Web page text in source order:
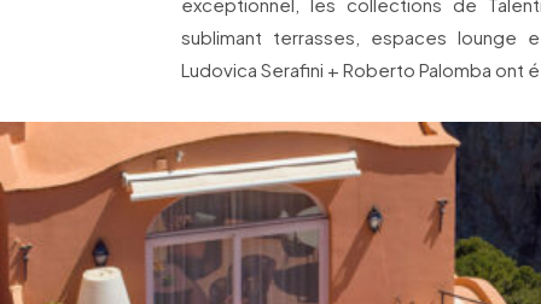
sublimant terrasses, espaces lounge
Ludovica Serafini + Roberto Palomba ont